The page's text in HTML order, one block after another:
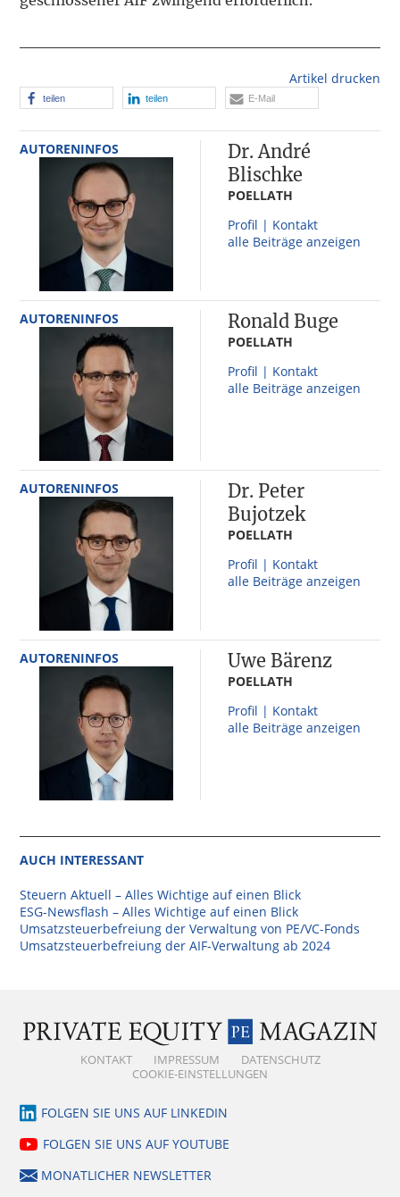
Artikel drucken
teilen teilen E-Mail
AUTORENINFOS
Dr. André
Blischke
POELLATH
Profil | Kontakt
alle Beiträge anzeigen
AUTORENINFOS Ronald Buge
POELLATH
Profil | Kontakt
alle Beiträge anzeigen
AUTORENINFOS
Dr. Peter
Bujotzek
POELLATH
Profil | Kontakt
alle Beiträge anzeigen
AUTORENINFOS Uwe Bärenz
POELLATH
Profil | Kontakt
alle Beiträge anzeigen
AUCH INTERESSANT
Steuern Aktuell – Alles Wichtige auf einen Blick
ESG-Newsflash – Alles Wichtige auf einen Blick
Umsatzsteuerbefreiung der Verwaltung von PE/VC-Fonds
Umsatzsteuerbefreiung der AIF-Verwaltung ab 2024
KONTAKT IMPRESSUM
DATENSCHUTZ
COOKIE-EINSTELLUNGEN
FOLGEN SIE UNS AUF LINKEDIN
FOLGEN SIE UNS AUF YOUTUBE
MONATLICHER NEWSLETTER